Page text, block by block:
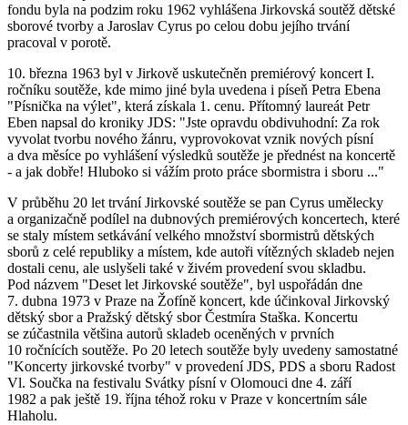
fondu byla na podzim roku 1962 vyhlášena Jirkovská soutěž dětské
sborové tvorby a Jaroslav Cyrus po celou dobu jejího trvání
pracoval v porotě.
10. března 1963 byl v Jirkově uskutečněn premiérový koncert I.
ročníku soutěže, kde mimo jiné byla uvedena i píseň Petra Ebena
"Písnička na výlet", která získala 1. cenu. Přítomný laureát Petr
Eben napsal do kroniky JDS: "Jste opravdu obdivuhodní: Za rok
vyvolat tvorbu nového žánru, vyprovokovat vznik nových písní
a dva měsíce po vyhlášení výsledků soutěže je přednést na koncertě
- a jak dobře! Hluboko si vážím proto práce sbormistra i sboru ..."
V průběhu 20 let trvání Jirkovské soutěže se pan Cyrus umělecky
a organizačně podílel na dubnových premiérových koncertech, které
se staly místem setkávání velkého množství sbormistrů dětských
sborů z celé republiky a místem, kde autoři vítězných skladeb nejen
dostali cenu, ale uslyšeli také v živém provedení svou skladbu.
Pod názvem "Deset let Jirkovské soutěže", byl uspořádán dne
7. dubna 1973 v Praze na Žofíně koncert, kde účinkoval Jirkovský
dětský sbor a Pražský dětský sbor Čestmíra Staška. Koncertu
se zúčastnila většina autorů skladeb oceněných v prvních
10 ročnících soutěže. Po 20 letech soutěže byly uvedeny samostatné
"Koncerty jirkovské tvorby" v provedení JDS, PDS a sboru Radost
Vl. Součka na festivalu Svátky písní v Olomouci dne 4. září
1982 a pak ještě 19. října téhož roku v Praze v koncertním sále
Hlaholu.